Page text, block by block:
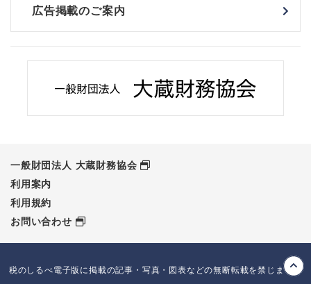
広告掲載のご案内
一般財団法人 大蔵財務協会
利用案内
利用規約
お問い合わせ
税のしるべ電子版に掲載の記事・写真・図表などの無断転載を禁じます。